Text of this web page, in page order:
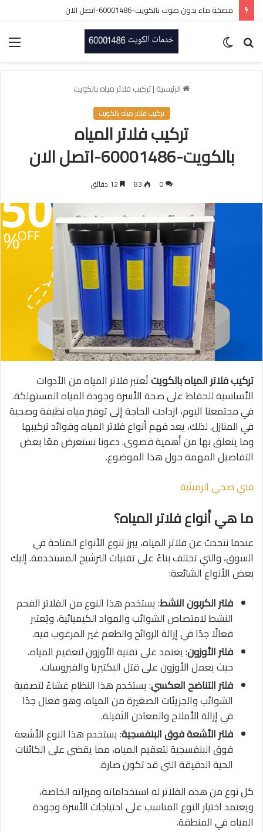
تصليح سخانات مركزيه الكويت/60001486/فني سخانات بالكويت
بحث
الرئيسية |تركيب فلاتر مياه بالكويت
تركيب فلاتر مياه بالكويت
تركيب فلاتر المياه
بالكويت-60001486-اتصل الان
0
83 12 دقائق
تركيب فلاتر المياه بالكويتتُعتبر فلاتر المياه من الأدوات
الأساسية للحفاظ على صحة الأسرة وجودة المياه المستهلكة.
في مجتمعنا اليوم، ازدادت الحاجة إلى توفير مياه نظيفة وصحية
في المنازل. لذلك، يعد فهم أنواع فلاتر المياه وفوائد تركيبها
وما يتعلق بها من أهمية قصوى. دعونا نستعرض معًا بعض
التفاصيل المهمة حول هذا الموضوع.
فني صحي الرميثية
ما هي أنواع فلاتر المياه؟
عندما نتحدث عن فلاتر المياه، يبرز تنوع الأنواع المتاحة في
السوق، والتي تختلف بناءً على تقنيات الترشيح المستخدمة. إليك
بعض الأنواع الشائعة:
فلتر الكربون النشط: يستخدم هذا النوع من الفلاتر الفحم
النشط لامتصاص الشوائب والمواد الكيميائية، ويُعتبر
فعالًا جدًا في إزالة الروائح والطعم غير المرغوب فيه.
فلتر الأوزون: يعتمد على تقنية الأوزون لتعقيم المياه،
حيث يعمل الأوزون على قتل البكتيريا والفيروسات.
فلتر التناضح العكسي: يستخدم هذا النظام غشاءً لتصفية
الشوائب والجزيئات الصغيرة من المياه، وهو فعال جدًا
في إزالة الأملاح والمعادن الثقيلة.
فلتر الأشعة فوق البنفسجية: يستخدم هذا النوع الأشعة
فوق البنفسجية لتعقيم المياه، مما يقضي على الكائنات
الحية الدقيقة التي قد تكون ضارة.
كل نوع من هذه الفلاتر له استخداماته وميزاته الخاصة،
ويعتمد اختيار النوع المناسب على احتياجات الأسرة وجودة
المياه في المنطقة.